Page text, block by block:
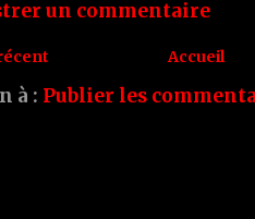
un commentaire
Accueil
à : Publier les